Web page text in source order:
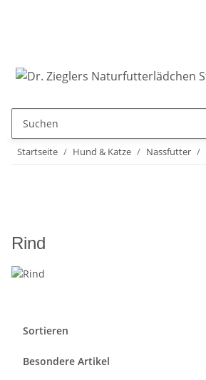
Startseite Hund & Katze Nassfutter
Rind
Sortieren
Besondere Artikel